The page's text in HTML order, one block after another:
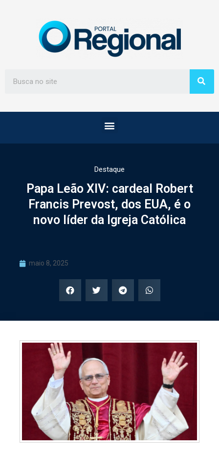
Destaque
Papa Leão XIV: cardeal Robert
Francis Prevost, dos EUA, é o
novo líder da Igreja Católica
maio 8, 2025